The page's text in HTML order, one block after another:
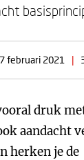
februari 2021 |
druk
aandacht
herken je